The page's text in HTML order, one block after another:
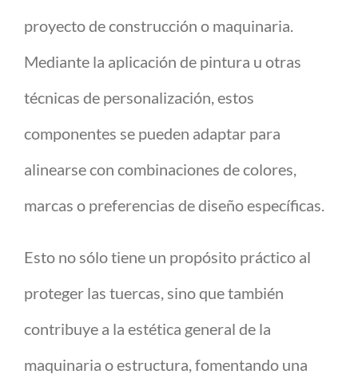
proyecto de construcción o maquinaria.
Mediante la aplicación de pintura u otras
técnicas de personalización, estos
componentes se pueden adaptar para
alinearse con combinaciones de colores,
marcas o preferencias de diseño específicas.
Esto no sólo tiene un propósito práctico al
proteger las tuercas, sino que también
contribuye a la estética general de la
maquinaria o estructura, fomentando una